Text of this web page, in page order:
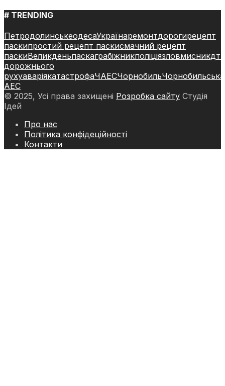
# TRENDING
ПетродолинськеодесаУкраїнаремонтдорогирецепт
паскипростий рецепт паскисмачний рецепт
паскиВеликденьпаскаграбіжникполіціязловмисникдтп
дорожнього
рухуаваріякатастрофаЧАЕСЧорнобильЧорнобильська
АЕС
© 2025, Усі права захищені Розробка сайту Студія
Ідей
Про нас
Політика конфідеційності
Контакти